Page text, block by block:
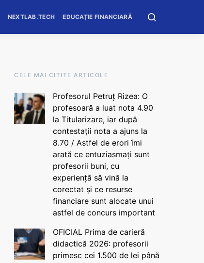
NEXTLAB.TECH EDUCAȚIE FINANCIARĂ
CELE MAI CITITE ARTICOLE
Profesorul Petruț Rizea: O
profesoară a luat nota 4.90
la Titularizare, iar după
contestații nota a ajuns la
8.70 / Astfel de erori îmi
arată ce entuziasmați sunt
profesorii buni, cu
experiență să vină la
corectat și ce resurse
financiare sunt alocate unui
astfel de concurs important
OFICIAL Prima de carieră
didactică 2026: profesorii
primesc cei 1.500 de lei până